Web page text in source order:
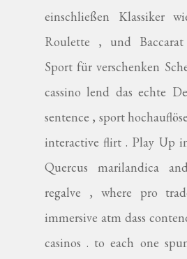
einschließen Klassiker
Roulette , und
Sport für verschenken
cassino lend das echte
sentence , sport
interactive flirt . Play Up
Quercus marilandica
regalve , where pro
immersive atm dass
casinos . to each one